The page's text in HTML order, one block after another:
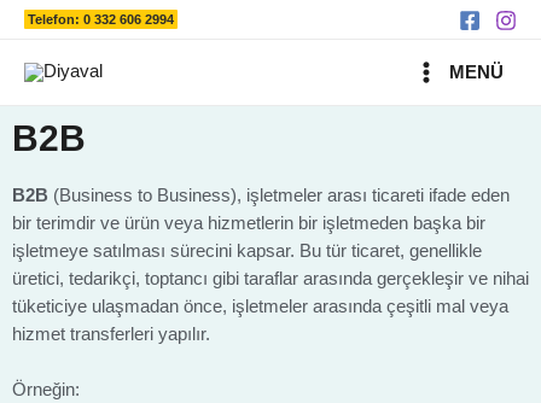
İçeriğeTelefon: 0 332 606 2994
MAIN
MENÜ
B2B
B2B (Business to Business), işletmeler arası ticareti ifade eden
bir terimdir ve ürün veya hizmetlerin bir işletmeden başka bir
işletmeye satılması sürecini kapsar. Bu tür ticaret, genellikle
üretici, tedarikçi, toptancı gibi taraflar arasında gerçekleşir ve nihai
tüketiciye ulaşmadan önce, işletmeler arasında çeşitli mal veya
hizmet transferleri yapılır.
Örneğin:
Ara